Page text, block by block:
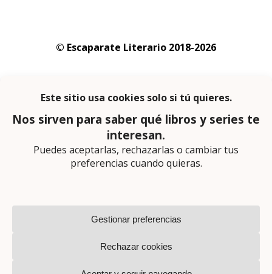
© Escaparate Literario 2018-2026
privacidad
En calidad de afiliado de Amazon obtengo
ingresos por las compras adscritas que